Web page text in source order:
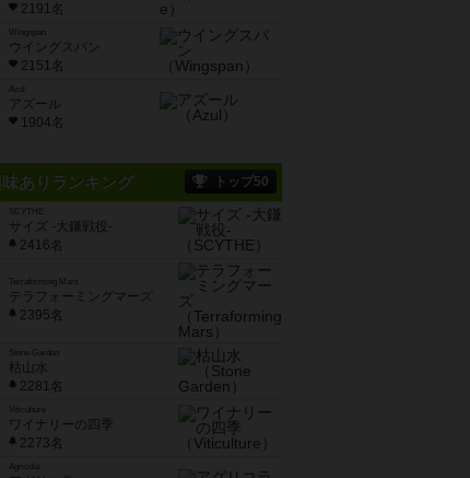
2191名
Wingspan
ウイングスパン
2151名
Azul
アズール
1904名
味ありランキング トップ50
SCYTHE
サイズ -大鎌戦役-
2416名
Terraforming Mars
テラフォーミングマーズ
2395名
Stone Garden
枯山水
2281名
Viticulture
ワイナリーの四季
2273名
Agricola